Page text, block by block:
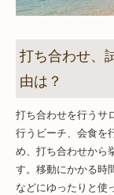
打ち合わせ、
由は？
打ち合わせを行うサ
行うビーチ、会食を
め、打ち合わせから
す。移動にかかる時
などにゆったりと使